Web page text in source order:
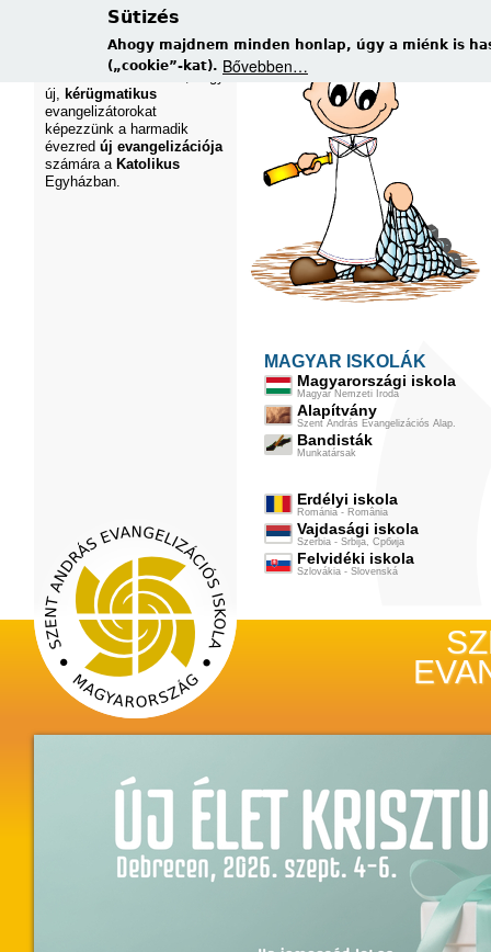
Sütizés
Ahogy majdnem minden honlap, úgy a miénk is
(„cookie”-kat). Bővebben…
ISTEN HOZOTT!
Bennünket - a Szent András
Evangelizációs Iskolát -
azért hívott létre Isten, hogy
új, kérügmatikus
evangelizátorokat
képezzünk a harmadik
évezred új evangelizációja
számára a Katolikus
Egyházban.
MAGYAR ISKOLÁK
Magyarországi iskola
Magyar Nemzeti Iroda
Alapítvány
Szent András Evangelizációs Alap.
Bandisták
Munkatársak
Erdélyi iskola
Románia - România
Vajdasági iskola
Szerbia - Srbija, Србија
Felvidéki iskola
Szlovákia - Slovenská